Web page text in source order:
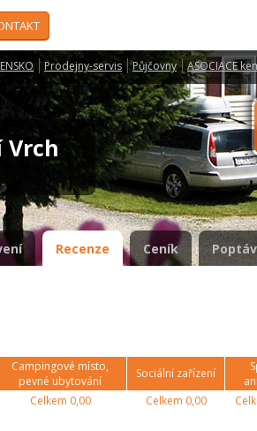
Prodejny-servis Půjčovny ASOCIACE
Recenze Ceník
Campingové místo,
pevné ubytování
Sociální zařízení
Celkem 0,00 Celkem 0,00